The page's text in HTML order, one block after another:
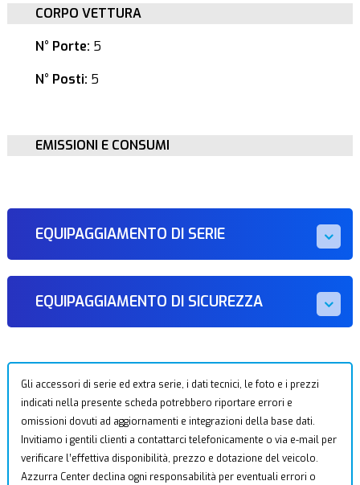
CORPO VETTURA
N° Porte: 5
N° Posti: 5
EMISSIONI E CONSUMI
EQUIPAGGIAMENTO DI SERIE
EQUIPAGGIAMENTO DI SICUREZZA
Gli accessori di serie ed extra serie, i dati tecnici, le foto e i prezzi
indicati nella presente scheda potrebbero riportare errori e
omissioni dovuti ad aggiornamenti e integrazioni della base dati.
Invitiamo i gentili clienti a contattarci telefonicamente o via e-mail per
verificare l’effettiva disponibilità, prezzo e dotazione del veicolo.
Azzurra Center declina ogni responsabilità per eventuali errori o